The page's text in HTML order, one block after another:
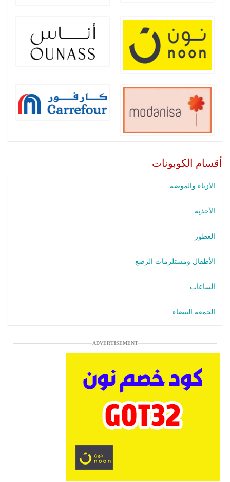
أقسام الكوبونات
الأزياء والموضة
الأحذية
العطور
الأطفال ومستلزمات الرضع
الساعات
الجمعة البيضاء
ADVERTISEMENT